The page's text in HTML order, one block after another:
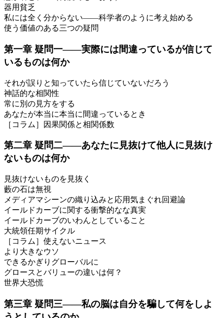
器用貧乏
私には全く分からない――科学者のように考え始める
使う価値のある三つの疑問
第一章 疑問一――実際には間違っているが信じて
いるものは何か
それが誤りと知っていたら信じていないだろう
神話的な相関性
常に別の見方をする
あなたが本当に本当に間違っているとき
［コラム］因果関係と相関係数
第二章 疑問二――あなたに見抜けて他人に見抜け
ないものは何か
見抜けないものを見抜く
藪の石は無視
メディアマシーンの織り込みと応用気まぐれ回避論
イールドカーブに関する衝撃的なな真実
イールドカーブのいわんとしていること
大統領任期サイクル
［コラム］使えないニュース
より大きなウソ
できるかぎりグローバルに
グロースとバリューの違いは何？
世界大恐慌
第三章 疑問三――私の脳は自分を騙して何をしよ